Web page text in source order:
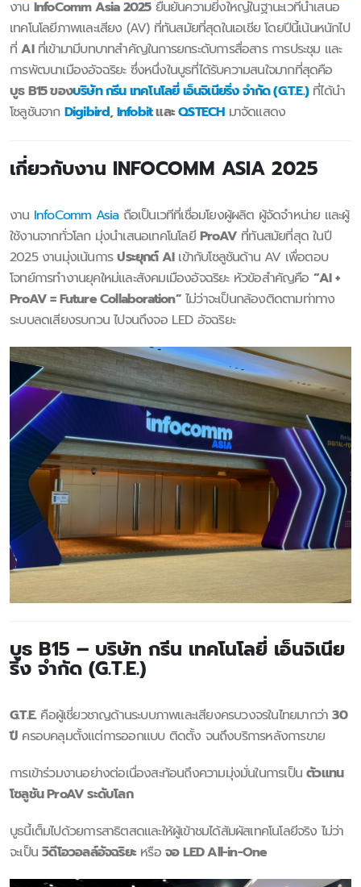
งาน InfoComm Asia 2025ยืนยันความยิ่งใหญ่ในฐานะเวทีนำเสนอ
เทคโนโลยีภาพและเสียง (AV) ที่ทันสมัยที่สุดในเอเชีย โดยปีนี้เน้นหนักไป
ที่AIที่เข้ามามีบทบาทสำคัญในการยกระดับการสื่อสาร การประชุม และ
การพัฒนาเมืองอัจฉริยะ ซึ่งหนึ่งในบูธที่ได้รับความสนใจมากที่สุดคือ
บูธ B15 ของบริษัท กรีน เทคโนโลยี่ เอ็นจิเนียริ่ง จำกัด (G.T.E.)ที่ได้นำ
โซลูชันจาก Digibird,InfobitและQSTECHมาจัดแสดง
เกี่ยวกับงาน INFOCOMM ASIA 2025
งาน InfoComm Asiaถือเป็นเวทีที่เชื่อมโยงผู้ผลิต ผู้จัดจำหน่าย และผู้
ใช้งานจากทั่วโลก มุ่งนำเสนอเทคโนโลยี ProAV ที่ทันสมัยที่สุด ในปี
2025 งานมุ่งเน้นการประยุกต์ AIเข้ากับโซลูชันด้าน AV เพื่อตอบ
โจทย์การทำงานยุคใหม่และสังคมเมืองอัจฉริยะ หัวข้อสำคัญคือ “AI +
ProAV = Future Collaboration”ไม่ว่าจะเป็นกล้องติดตามท่าทาง
ระบบลดเสียงรบกวน ไปจนถึงจอ LED อัจฉริยะ
บูธ B15 – บริษัท กรีน เทคโนโลยี่ เอ็นจิเนีย
ริ่ง จำกัด (G.T.E.)
G.T.E.คือผู้เชี่ยวชาญด้านระบบภาพและเสียงครบวงจรในไทยมากว่า30
ปี ครอบคลุมตั้งแต่การออกแบบ ติดตั้ง จนถึงบริการหลังการขาย
การเข้าร่วมงานอย่างต่อเนื่องสะท้อนถึงความมุ่งมั่นในการเป็นตัวแทน
โซลูชัน ProAV ระดับโลก
บูธนี้เต็มไปด้วยการสาธิตสดและให้ผู้เข้าชมได้สัมผัสเทคโนโลยีจริง ไม่ว่า
จะเป็นวิดีโอวอลล์อัจฉริยะหรือจอ LED All-in-One